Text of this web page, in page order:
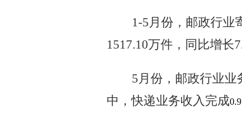
1-5月份，邮政行业
1517.10万件，同比增长
5月份，邮政行业业
中，快递业务收入完成